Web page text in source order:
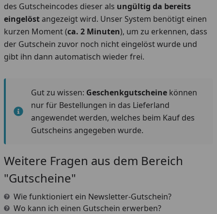
des Gutscheincodes dieser als ungültig da bereits
eingelöstangezeigt wird. Unser System benötigt einen
kurzen Moment (ca. 2 Minuten), um zu erkennen, dass
der Gutschein zuvor noch nicht eingelöst wurde und
gibt ihn dann automatisch wieder frei.
Gut zu wissen: Geschenkgutscheine können
nur für Bestellungen in das Lieferland
angewendet werden, welches beim Kauf des
Gutscheins angegeben wurde.
Weitere Fragen aus dem Bereich
"Gutscheine"
Wie funktioniert ein Newsletter-Gutschein?
Wo kann ich einen Gutschein erwerben?